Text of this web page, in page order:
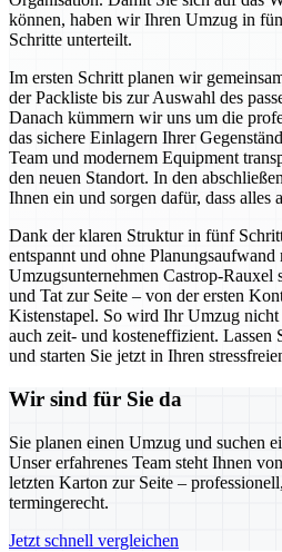
können, haben wir Ihren Umzug in
Schritte unterteilt.
Im ersten Schritt planen wir
der Packliste bis zur Auswahl des
Danach kümmern wir uns um die
das sichere Einlagern Ihrer
Team und modernem Equipment
den neuen Standort. In den
Ihnen ein und sorgen dafür, dass alles
Dank der klaren Struktur in fünf
entspannt und ohne Planungsaufwand
Umzugsunternehmen Castrop-Rauxel
und Tat zur Seite – von der ersten
Kistenstapel. So wird Ihr Umzug nicht
auch zeit- und kosteneffizient. Lassen
und starten Sie jetzt in Ihren
Wir sind für Sie da
Sie planen einen Umzug und suchen
Unser erfahrenes Team steht Ihnen
letzten Karton zur Seite –
termingerecht.
Jetzt schnell vergleichen